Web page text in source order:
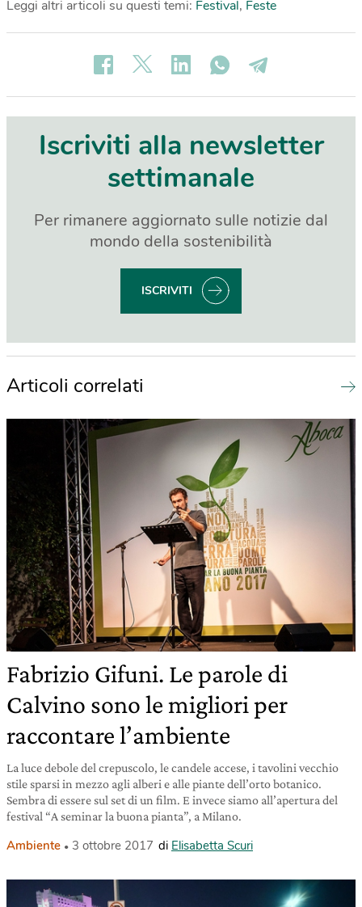
Leggi altri articoli su questi temi: Festival, Feste
Iscriviti alla newsletter
settimanale
Per rimanere aggiornato sulle notizie dal
mondo della sostenibilità
ISCRIVITI
Articoli correlati
Fabrizio Gifuni. Le parole di
Calvino sono le migliori per
raccontare l’ambiente
La luce debole del crepuscolo, le candele accese, i tavolini vecchio
stile sparsi in mezzo agli alberi e alle piante dell’orto botanico.
Sembra di essere sul set di un film. E invece siamo all’apertura del
festival “A seminar la buona pianta”, a Milano.
Ambiente 3 ottobre 2017 di Elisabetta Scuri